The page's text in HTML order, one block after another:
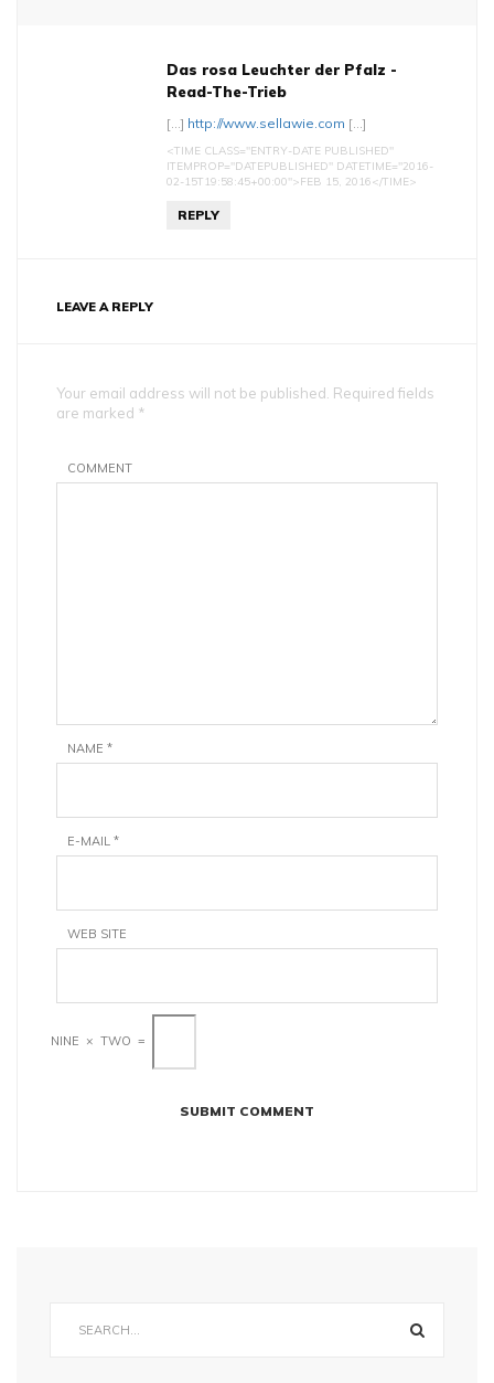
Das rosa Leuchter der Pfalz -
Read-The-Trieb
[…] http://www.sellawie.com […]
<TIME CLASS="ENTRY-DATE PUBLISHED"
ITEMPROP="DATEPUBLISHED" DATETIME="2016-
02-15T19:58:45+00:00">FEB 15, 2016</TIME>
REPLY
LEAVE A REPLY
Your email address will not be published. Required fields
are marked *
COMMENT
NAME *
E-MAIL *
WEB SITE
NINE × TWO =